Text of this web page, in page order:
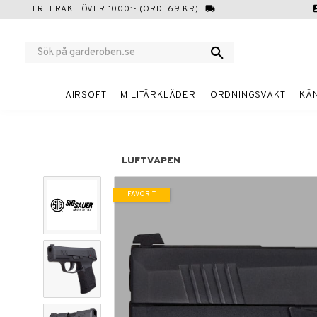
FRI FRAKT ÖVER 1000:- (ORD. 69 KR) local_shipping
AIRSOFT MILITÄRKLÄDER ORDNINGSVAKT
LUFTVAPEN
FAVORIT